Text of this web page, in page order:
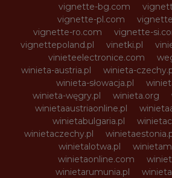
vignette-bg.com
vignette-pl.com
vignette-ro.com
vignette-
vignettepoland.pl
vinetki.pl
vinieteelectronice.com
winieta-austria.pl
winieta-
winieta-słowacja.pl
winieta-węgry.pl
winieta.org
winietaaustriaonline.pl
winietabulgaria.pl
winietaczechy.pl
winietalotwa.pl
winietaonline.com
winietarumunia.pl